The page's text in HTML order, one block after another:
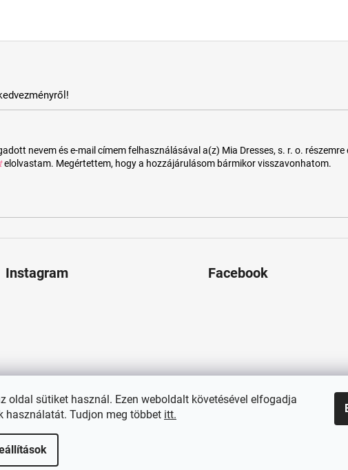
oldal sütiket használ. Ezen weboldalt követésével elfogadja
használatát. Tudjon meg többet itt.
nevem és e-mail címem felhasználásával a(z) Mia Dresses, s. r. o.
elolvastam. Megértettem, hogy a hozzájárulásom bármikor visszavonhatom.
Instagram Facebook